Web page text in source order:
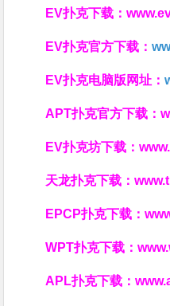
EV扑克下载：
EV扑克官方下载：
EV扑克电脑版网址：
APT扑克官方下载：
EV扑克坊下载：
天龙扑克下载：
EPCP扑克下载：
WPT扑克下载：
APL扑克下载：